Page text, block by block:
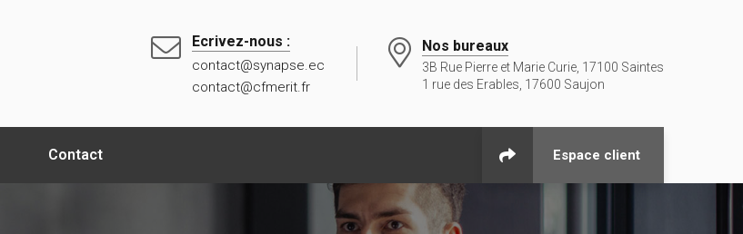
Ecrivez-nous :
contact@synapse.ec
contact@cfmerit.fr
Nos bureaux
3B Rue Pierre et Marie Curie, 17100 Saintes
1 rue des Erables, 17600 Saujon
Contact Espace client